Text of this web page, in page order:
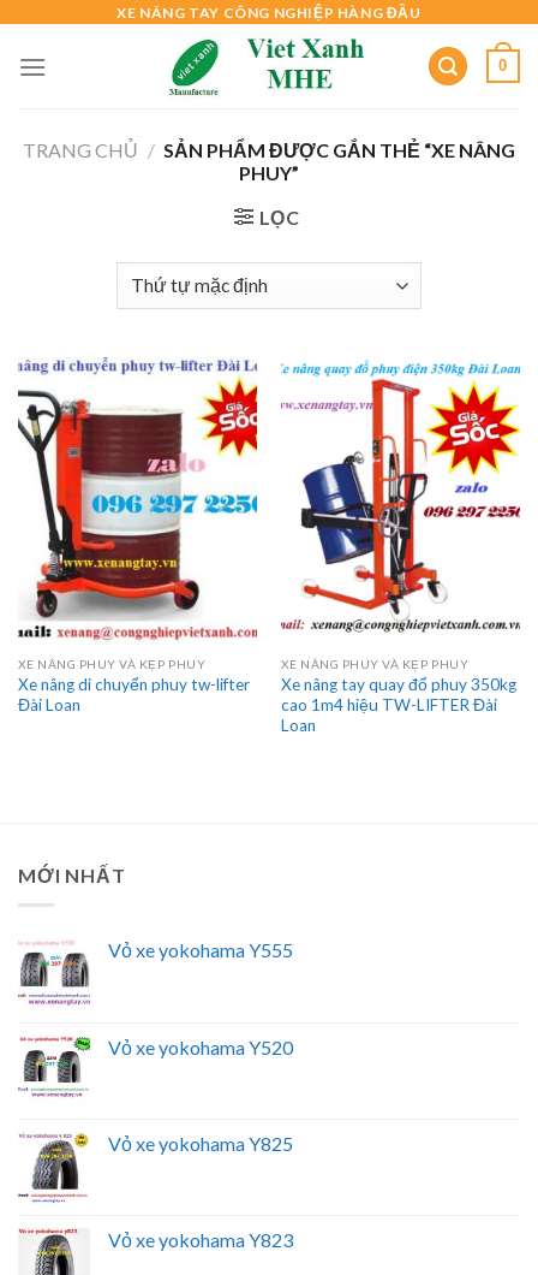
content
XE NÂNG TAY CÔNG NGHIỆP HÀNG ĐẦU
0
TRANG CHỦ / SẢN PHẨM ĐƯỢC GẮN THẺ “XE NÂNG
PHUY”
LỌC
XE NÂNG PHUY VÀ KẸP PHUY
Xe nâng di chuyển phuy tw-lifter
Đài Loan
XE NÂNG PHUY VÀ KẸP PHUY
Xe nâng tay quay đổ phuy 350kg
cao 1m4 hiệu TW-LIFTER Đài
Loan
MỚI NHẤT
Vỏ xe yokohama Y555
Vỏ xe yokohama Y520
Vỏ xe yokohama Y825
Vỏ xe yokohama Y823